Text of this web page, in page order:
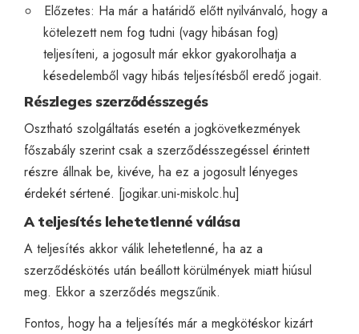
Előzetes: Ha már a határidő előtt nyilvánvaló, hogy a
kötelezett nem fog tudni (vagy hibásan fog)
teljesíteni, a jogosult már ekkor gyakorolhatja a
késedelemből vagy hibás teljesítésből eredő jogait.
Részleges szerződésszegés
Osztható szolgáltatás esetén a jogkövetkezmények
főszabály szerint csak a szerződésszegéssel érintett
részre állnak be, kivéve, ha ez a jogosult lényeges
érdekét sértené. [jogikar.uni-miskolc.hu]
A teljesítés lehetetlenné válása
A teljesítés akkor válik lehetetlenné, ha az a
szerződéskötés után beállott körülmények miatt hiúsul
meg. Ekkor a szerződés megszűnik.
Fontos, hogy ha a teljesítés már a megkötéskor kizárt